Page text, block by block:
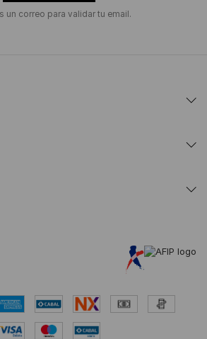
un correo para validar tu email.